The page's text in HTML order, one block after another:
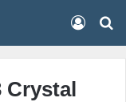
Crystal